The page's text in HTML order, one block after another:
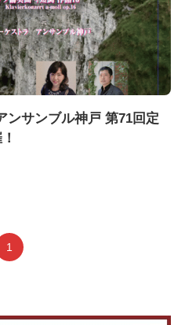
ンサンブル神戸 第71回定
1